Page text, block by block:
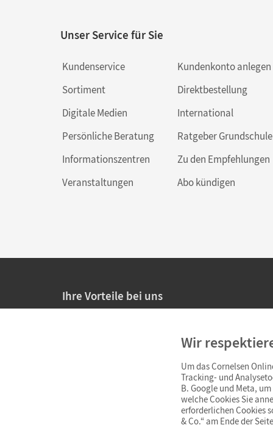
Unser Service für Sie
Kundenservice
Sortiment
Digitale Medien
Persönliche Beratung
Informationszentren
Veranstaltungen
Kundenkonto anlegen
Direktbestellung
International
Ratgeber Grundschule
Zu den Empfehlungen
Abo kündigen
Ihre Vorteile bei uns
Persönliche Angebote für Lehrkräfte
Sicheres Einkaufen mit SSL-Verschlüsselung
Widerrufsfristvon 4 Wochen
Schnelle und einfache Retourenabwicklung
Wir
Um das Cornelsen
Tracking- und
B. Google und Meta,
welche Cookies Sie
erforderlichen Cookies
& Co.“ am Ende der